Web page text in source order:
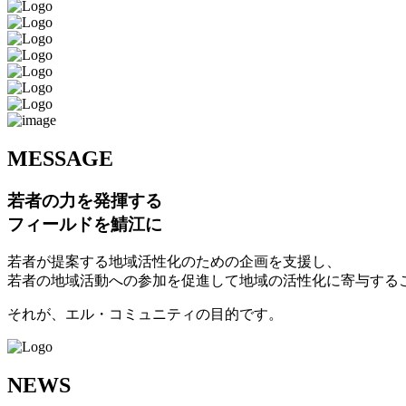
MESSAGE
若者の力を発揮する
フィールドを鯖江に
若者が提案する地域活性化のための企画を支援し、
若者の地域活動への参加を促進して地域の活性化に寄与する
それが、エル・コミュニティの目的です。
NEWS